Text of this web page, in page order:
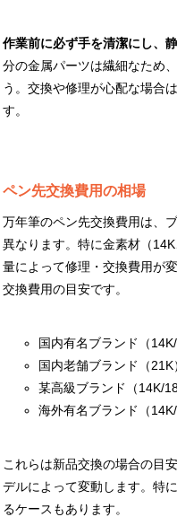
作業前に必ず手を清潔にし、
分の金属パーツは繊細なため
う。交換や修理が心配な場合
す。
ペン先交換費用の相場
万年筆のペン先交換費用は、
異なります。特に金素材（
量によって修理・交換費用が
交換費用の目安です。
国内有名ブランド（
国内老舗ブランド（
某高級ブランド（14K/
海外有名ブランド（
これらは新品交換の場合の目
デルによって変動します。特
るケースもあります。